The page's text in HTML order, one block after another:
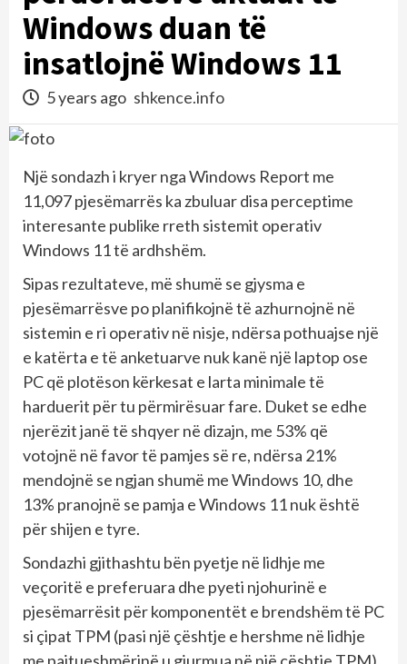
Windows duan të
insatlojnë Windows 11
5 years ago shkence.info
Një sondazh i kryer nga Windows Report me
11,097 pjesëmarrës ka zbuluar disa perceptime
interesante publike rreth sistemit operativ
Windows 11 të ardhshëm.
Sipas rezultateve, më shumë se gjysma e
pjesëmarrësve po planifikojnë të azhurnojnë në
sistemin e ri operativ në nisje, ndërsa pothuajse një
e katërta e të anketuarve nuk kanë një laptop ose
PC që plotëson kërkesat e larta minimale të
harduerit për tu përmirësuar fare. Duket se edhe
njerëzit janë të shqyer në dizajn, me 53% që
votojnë në favor të pamjes së re, ndërsa 21%
mendojnë se ngjan shumë me Windows 10, dhe
13% pranojnë se pamja e Windows 11 nuk është
për shijen e tyre.
Sondazhi gjithashtu bën pyetje në lidhje me
veçoritë e preferuara dhe pyeti njohurinë e
pjesëmarrësit për komponentët e brendshëm të PC
si çipat TPM (pasi një çështje e hershme në lidhje
me pajtueshmërinë u gjurmua në një çështje TPM),